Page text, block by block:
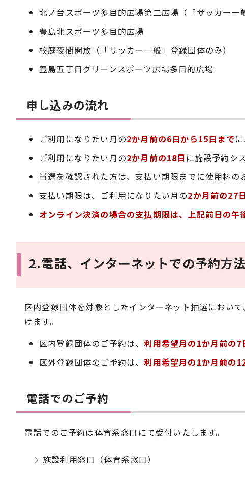
北ノ台スポーツ多目的広場第二広場（「サッカー一
豊島北スポーツ多目的広場
校庭夜間開放（「サッカー一般」登録団体のみ）
豊島五丁目グリーンスポーツ広場多目的広場
申し込みの流れ
ご利用になりたい月の2か月前の6日から15日まで
ご利用になりたい月の2か月前の18日 に施設予約シ
当選を確認された方は、支払い期限までに使用料の
支払い期限は、ご利用になりたい月の2か月前の27日
オンライン決済の場合の支払期限は、上記前日の午
2.電話、インターネットでの予約方法
区内登録団体を対象としたインターネット抽選におい
けます。
区内登録団体のご予約は、利用希望月の1か月前の7
区外登録団体のご予約は、利用希望月の1か月前の
電話でのご予約
電話でのご予約は体育系窓口にて受付いたします。
施設利用窓口（体育系窓口）